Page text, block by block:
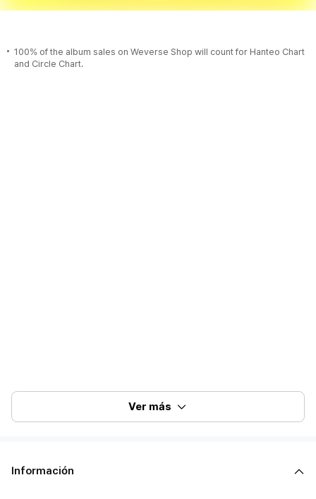
100% of the album sales on Weverse Shop will count for Hanteo Chart
and Circle Chart.
Ver más
Información